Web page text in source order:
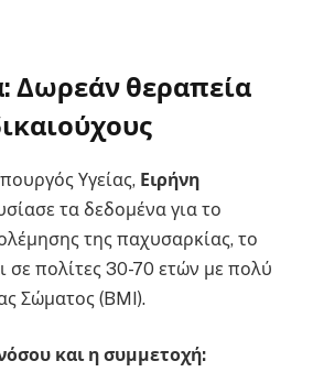
Δωρεάν θεραπεία
Υγείας, Ειρήνη
τα δεδομένα για το
της παχυσαρκίας, το
σε πολίτες 30-70 ετών με πολύ
Σώματος (BMI).
και η συμμετοχή: